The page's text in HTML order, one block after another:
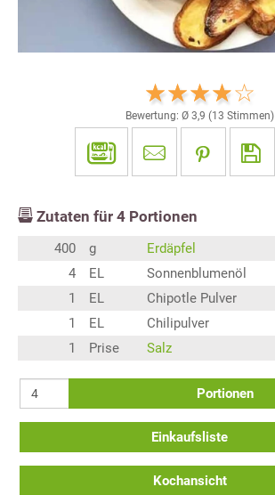
Bewertung: Ø 3,9 (13 Stimmen)
Zutaten für 4 Portionen
400 g
Erdäpfel
4
EL
Sonnenblumenöl
1
EL
Chipotle Pulver
1
EL
Chilipulver
1
Prise Salz
Portionen
Einkaufsliste
Kochansicht